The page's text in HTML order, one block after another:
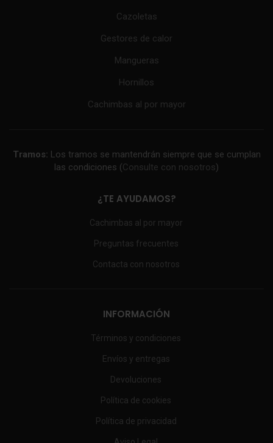
Cazoletas
Gestores de calor
Mangueras
Hornillos
Cachimbas al por mayor
Tramos: Los tramos se mantendrán siempre que se cumplan
las condiciones (Consulte con nosotros)
¿TE AYUDAMOS?
Cachimbas al por mayor
Preguntas frecuentes
Contacta con nosotros
INFORMACIÓN
Términos y condiciones
Envíos y entregas
Devoluciones
Política de cookies
Política de privacidad